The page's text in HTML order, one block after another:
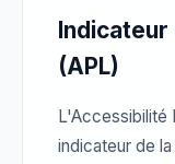
(APL)
L'Accessibilité
indicateur de